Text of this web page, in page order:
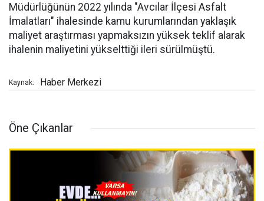
Müdürlüğünün 2022 yılında "Avcılar İlçesi Asfalt
İmalatları" ihalesinde kamu kurumlarından yaklaşık
maliyet araştırması yapmaksızın yüksek teklif alarak
ihalenin maliyetini yükselttiği ileri sürülmüştü.
Kaynak: Haber Merkezi
Öne Çıkanlar